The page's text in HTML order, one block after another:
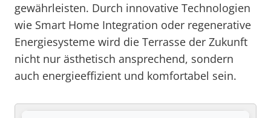
gewährleisten. Durch innovative Technologien
wie Smart Home Integration oder regenerative
Energiesysteme wird die Terrasse der Zukunft
nicht nur ästhetisch ansprechend, sondern
auch energieeffizient und komfortabel sein.